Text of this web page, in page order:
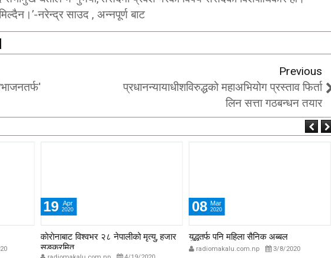
नरेन्द्र साउद , अन्नपूर्ण बाट
Previous
प्रधानन्यायाधीशविरुद्धको महाअभियोग प्रस्ताव फिर्ता
लिन सत्ता गठबन्धन तयार
19 Apr
2020
काेराेनाबाट विश्वभर २८ नेपालीको मृत्यु, हजार
सङ्क्रमित
08 Mar
2020
युद्धतर्फ पनि महिला सैनिक अब्बल
radiomakalu.com.np 3/8/2020